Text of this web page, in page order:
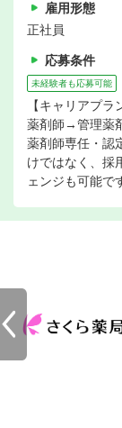
雇用形態
正社員
応募条件
未経験者も応募可能
【キャリアプラ
薬剤師→管理薬
薬剤師専任・認
けではなく、採
ェンジも可能で